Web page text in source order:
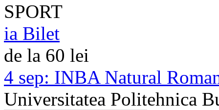
SPORT
ia Bilet
de la 60 lei
4 sep: INBA Natural
Universitatea Politehnica